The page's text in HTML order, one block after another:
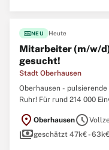
fiber_newNEU Heute
Mitarbeiter (m/w/
gesucht!
Stadt Oberhausen
Oberhausen -
Ruhr! Für rund 214 000
öffentlichen Nahverkehr
mit regionaler Anbindung.
location_on Oberhausenschedule
paymentsgeschätzt 47k€ - 63k€